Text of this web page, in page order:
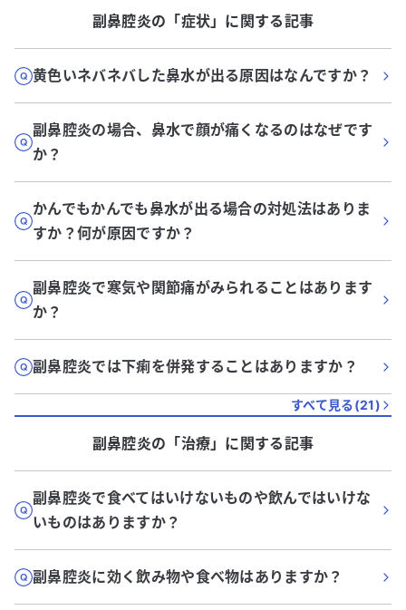
副鼻腔炎の「症状」に関する記事
黄色いネバネバした鼻水が出る原因はなんですか？
副鼻腔炎の場合、鼻水で顔が痛くなるのはなぜです
か？
かんでもかんでも鼻水が出る場合の対処法はありま
すか？何が原因ですか？
副鼻腔炎で寒気や関節痛がみられることはあります
か？
副鼻腔炎では下痢を併発することはありますか？
すべて見る(21)
副鼻腔炎の「治療」に関する記事
副鼻腔炎で食べてはいけないものや飲んではいけな
いものはありますか？
副鼻腔炎に効く飲み物や食べ物はありますか？